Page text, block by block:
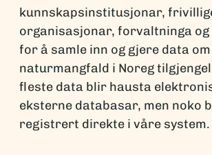
kunnskapsinstitusjonar,
organisasjonar, forvaltninga
for å samle inn og gjere data om
naturmangfald i Noreg
fleste data blir hausta
eksterne databasar, men noko
registrert direkte i våre system.